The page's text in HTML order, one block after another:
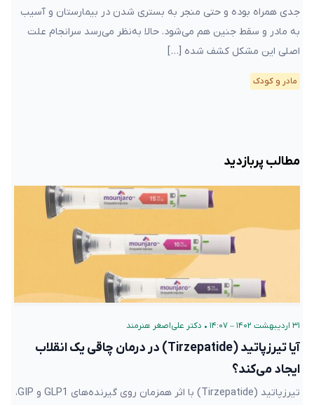
جدی همراه بوده و حتی منجر به بستری شدن در بیمارستان و آسیب
به مادر و سقط جنین هم می‌شود. حالا به‌نظر می‌رسد سرانجام علت
اصلی این مشکل کشف شده […]
مادر و کودک
مطالب پربازدید
۳۱ اردیبهشت ۱۴۰۲ – ۱۴:۰۷ • دکتر علی‌اصغر هنرمند
آیا تیرزپاتید (Tirzepatide) در درمان چاقی یک انقلاب
ایجاد می‌کند؟
تیرزپاتید (Tirzepatide) با اثر همزمان روی گیرنده‌های GLP1 و GIP،